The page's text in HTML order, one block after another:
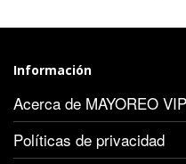
Información
Acerca de MAYOREO VIP
Políticas de privacidad